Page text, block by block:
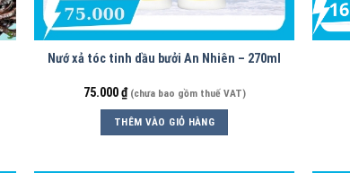
Nướ xả tóc tinh dầu bưởi An Nhiên – 270ml
75.000₫ (chưa bao gồm thuế VAT)
THÊM VÀO GIỎ HÀNG